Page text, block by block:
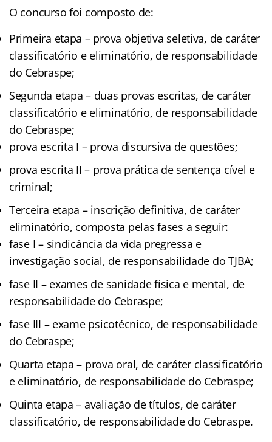
O concurso foi composto de:
Primeira etapa – prova objetiva seletiva, de caráter
classificatório e eliminatório, de responsabilidade
do Cebraspe;
Segunda etapa – duas provas escritas, de caráter
classificatório e eliminatório, de responsabilidade
do Cebraspe;
prova escrita I – prova discursiva de questões;
prova escrita II – prova prática de sentença cível e
criminal;
Terceira etapa – inscrição definitiva, de caráter
eliminatório, composta pelas fases a seguir:
fase I – sindicância da vida pregressa e
investigação social, de responsabilidade do TJBA;
fase II – exames de sanidade física e mental, de
responsabilidade do Cebraspe;
fase III – exame psicotécnico, de responsabilidade
do Cebraspe;
Quarta etapa – prova oral, de caráter classificatório
e eliminatório, de responsabilidade do Cebraspe;
Quinta etapa – avaliação de títulos, de caráter
classificatório, de responsabilidade do Cebraspe.